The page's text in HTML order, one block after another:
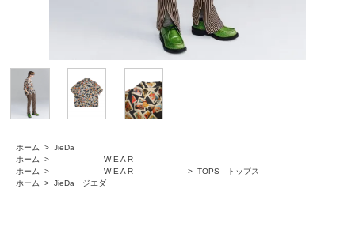
ホーム > JieDa
ホーム
> ―――――― W E A R ――――――
ホーム
> ―――――― W E A R ―――――― > TOPS トップス
ホーム
> JieDa ジエダ